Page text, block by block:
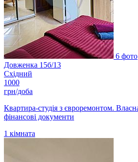
6 фото
Довженка 15б/13
Східний
1000
грн/доба
Квартира-студія з євроремонтом.
фінансові документи
1 кімната